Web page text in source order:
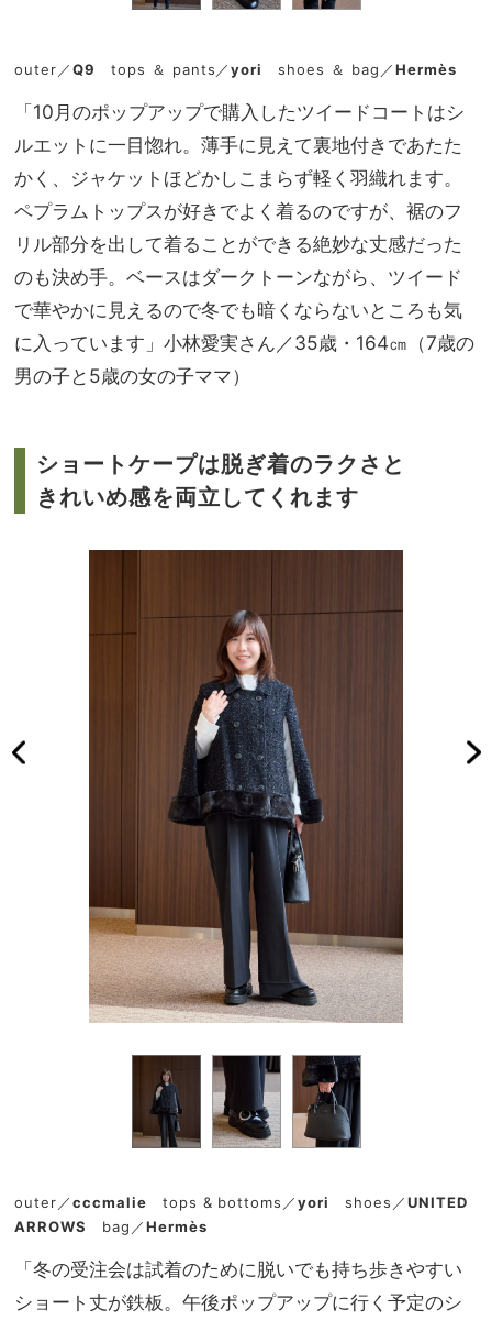
outer／Q9 tops ＆ pants／yorishoes ＆ bag／Hermès
「10月のポップアップで購入したツイードコートはシ
ルエットに一目惚れ。薄手に見えて裏地付きであたた
かく、ジャケットほどかしこまらず軽く羽織れます。
ペプラムトップスが好きでよく着るのですが、裾のフ
リル部分を出して着ることができる絶妙な丈感だった
のも決め手。ベースはダークトーンながら、ツイード
で華やかに見えるので冬でも暗くならないところも気
に入っています」小林愛実さん／35歳・164㎝（7歳の
男の子と5歳の女の子ママ）
ショートケープは脱ぎ着のラクさと
きれいめ感を両立してくれます
outer／cccmalie tops & bottoms／yori shoes／UNITED
ARROWS
bag／Hermès
「冬の受注会は試着のために脱いでも持ち歩きやすい
ショート丈が鉄板。午後ポップアップに行く予定のシ